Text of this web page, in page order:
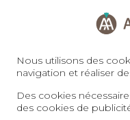
Nos avocats
internationales,
pour répondre à
conseiller. Nous
présentiel ou en
prendre rendez-
Nous utilisons des
navigation et réaliser
Des cookies
des cookies de